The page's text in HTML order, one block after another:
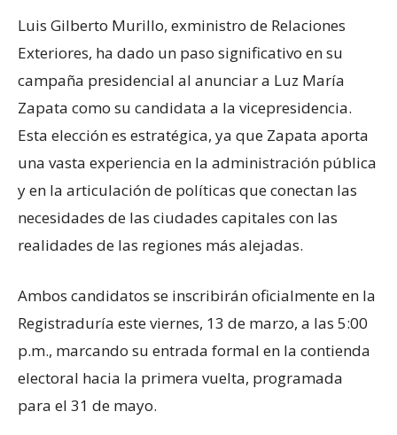
Luis Gilberto Murillo, exministro de Relaciones
Exteriores, ha dado un paso significativo en su
campaña presidencial al anunciar a Luz María
Zapata como su candidata a la vicepresidencia.
Esta elección es estratégica, ya que Zapata aporta
una vasta experiencia en la administración pública
y en la articulación de políticas que conectan las
necesidades de las ciudades capitales con las
realidades de las regiones más alejadas.
Ambos candidatos se inscribirán oficialmente en la
Registraduría este viernes, 13 de marzo, a las 5:00
p.m., marcando su entrada formal en la contienda
electoral hacia la primera vuelta, programada
para el 31 de mayo.